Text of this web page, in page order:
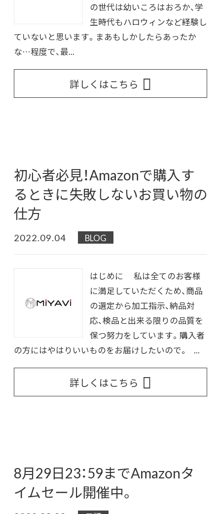
の世代は幼いころはおろか、学
生時代もハロウィンなど経験し
ていないと思います。まあもしかしたらあったか
な…程度で、最...
詳しくはこちら
初心者必見！Amazonで購入す
るときに失敗しないお買い物の
仕方
2022.09.04 BLOG
はじめに 私は全てのお客様
に満足していただくため、商品
の選定から加工指示、納品対
応、検品と出来る限りの品質を
保つ努力をしています。購入者
の方にはやはりいいものをお届けしたいので。 ...
詳しくはこちら
8月29日23：59までAmazonタ
イムセール開催中。